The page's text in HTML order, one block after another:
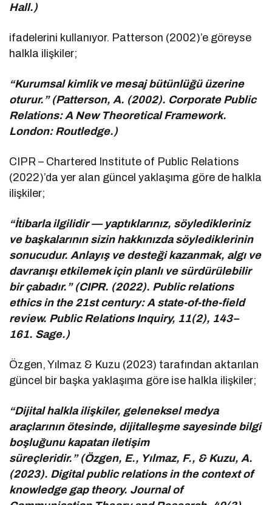
Hall.)
ifadelerini kullanıyor. Patterson (2002)’e göreyse
halkla ilişkiler;
“Kurumsal kimlik ve mesaj bütünlüğü üzerine
oturur.” (Patterson, A. (2002). Corporate Public
Relations: A New Theoretical Framework.
London: Routledge.)
CIPR – Chartered Institute of Public Relations
(2022)’da yer alan güncel yaklaşıma göre de halkla
ilişkiler;
“İtibarla ilgilidir — yaptıklarınız, söyledikleriniz
ve başkalarının sizin hakkınızda söylediklerinin
sonucudur. Anlayış ve desteği kazanmak, algı ve
davranışı etkilemek için planlı ve sürdürülebilir
bir çabadır.” (CIPR. (2022). Public relations
ethics in the 21st century: A state-of-the-field
review. Public Relations Inquiry, 11(2), 143–
161. Sage.)
Özgen, Yılmaz & Kuzu (2023) tarafından aktarılan
güncel bir başka yaklaşıma göre ise halkla ilişkiler;
“Dijital halkla ilişkiler, geleneksel medya
araçlarının ötesinde, dijitalleşme sayesinde bilgi
boşluğunu kapatan iletişim
süreçleridir.” (Özgen, E., Yılmaz, F., & Kuzu, A.
(2023). Digital public relations in the context of
knowledge gap theory. Journal of